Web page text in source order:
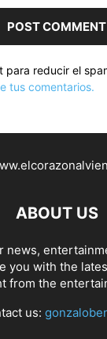
para reducir el
tus comentarios.
ABOUT US
news,
you with the
from the
us: